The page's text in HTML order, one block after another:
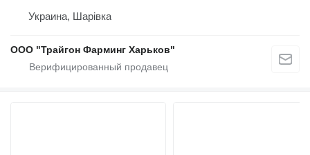
Украина, Шарівка
ООО "Трайгон Фарминг Харьков"